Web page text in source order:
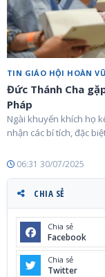
TIN GIÁO HỘI HOÀN VŨ
Đức Thánh Cha
Pháp
Ngài khuyến khích họ
nhận các bí tích, đặc
06:31 30/07/2025
CHIA SẺ
Chia sẻ
Facebook
Chia sẻ
Twitter